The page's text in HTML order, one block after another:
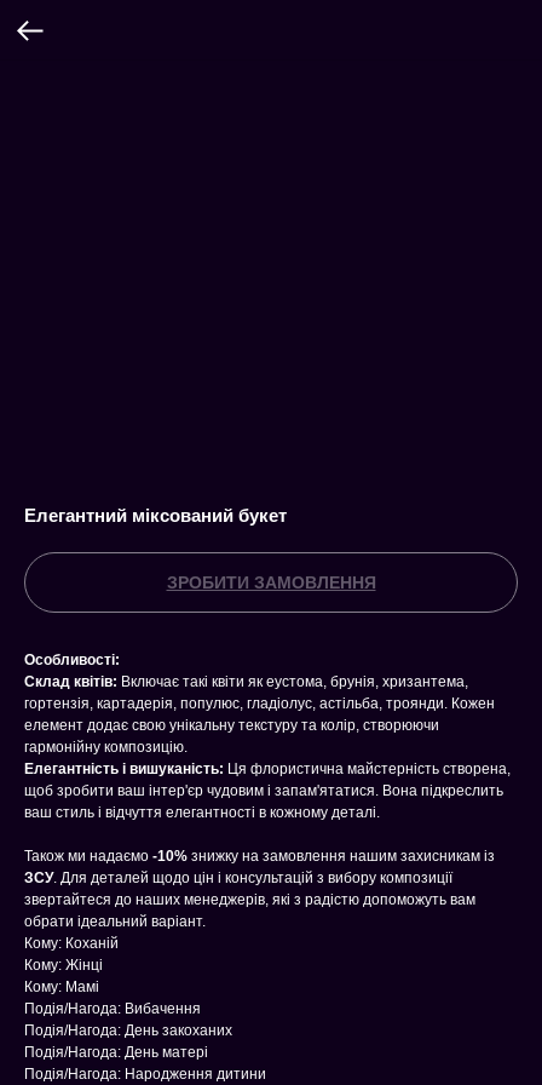
Елегантний міксований букет
ЗРОБИТИ ЗАМОВЛЕННЯ
Особливості:
Склад квітів: Включає такі квіти як еустома, брунія, хризантема,
гортензія, картадерія, популюс, гладіолус, астільба, троянди. Кожен
елемент додає свою унікальну текстуру та колір, створюючи
гармонійну композицію.
Елегантність і вишуканість: Ця флористична майстерність створена,
щоб зробити ваш інтер'єр чудовим і запам'ятатися. Вона підкреслить
ваш стиль і відчуття елегантності в кожному деталі.
Також ми надаємо -10% знижку на замовлення нашим захисникам із
ЗСУ. Для деталей щодо цін і консультацій з вибору композиції
звертайтеся до наших менеджерів, які з радістю допоможуть вам
обрати ідеальний варіант.
Кому: Коханій
Кому: Жінці
Кому: Мамі
Подія/Нагода: Вибачення
Подія/Нагода: День закоханих
Подія/Нагода: День матері
Подія/Нагода: Народження дитини